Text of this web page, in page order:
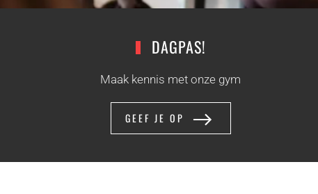
DAGPAS!
Maak kennis met onze gym
GEEF JE OP